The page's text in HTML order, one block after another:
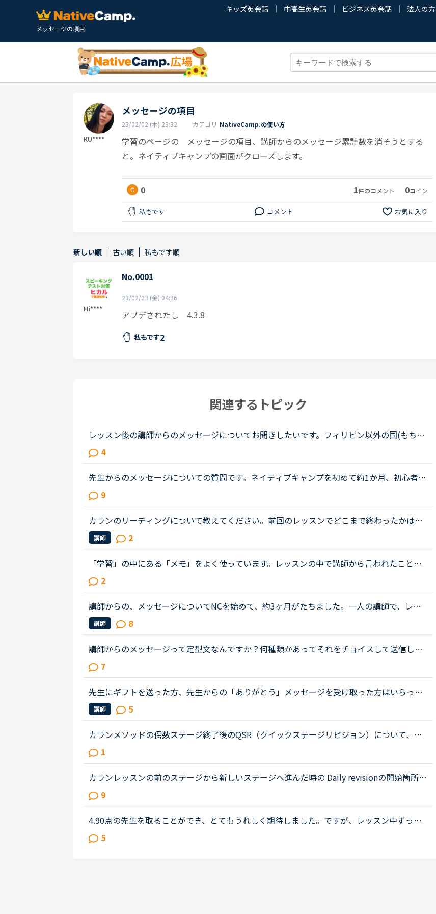
メッセージの項目
キッズ英会話 中高生英会話 ビジネス英会話 法人の方
KU****
メッセージの項目
23/02/02 (木) 23:32 カテゴリ NativeCamp.の使い方
学習のページの メッセージの項目、講師からのメッセージ累計数を消そうとする
と。ネイティブキャンプの画面がクローズします。
0 1件のコメント 0コイン
私もです コメント お気に入り
新しい順 古い順 私もです順
Hi****
No.0001
23/02/03 (金) 04:36
アプデされたし 4.3.8
私もです2
関連するトピック
レッスン後の講師からのメッセージについてお聞きしたいです。フィリピン以外の国(もちろ
ん在宅)で、いつも定型文をコピペして送ってくる先生がいます。カウンセリングでお勧めさ
れた先生で、何度か受講しました...
4
先生からのメッセージについての質問です。ネイティブキャンプを初めて約1か月、初心者な
がら先生との楽しいレッスンのおかげで毎日続けることができています。レッスン終了後、
メッセージをくれない先生が今のと...
9
カランのリーディングについて教えてください。前回のレッスンでどこまで終わったかはメ
ッセージに残されていますが、生徒が読めるメッセージと、講師側が読めるメッセージは違
うのでしょうか？おそらく、講師側...
講師 2
「学習」の中にある「メモ」をよく使っています。レッスンの中で講師から言われたこと、
チャットボックスに入れてもらった単語の復習や、例文など自分で調べたことなどどんどん
入れています。ある程度以上になる...
2
講師からの、メッセージについてNCを始めて、約3ヶ月がたちました。一人の講師で、レッ
スンを受け、レッスンを受けてから、もうすぐ、一ヶ月がたとうとしています。しかし、ま
だ、メッセージが届いていません。講...
講師 8
講師からのメッセージって定型文なんですか？何種類かあってそれをチョイスして送信して
るんですかねえ？たまにレッスンに関係ないようなものだったりで自分の言葉でメッセージ
しないんでしょうか？義務的な温か...
7
先生にギフトを送った方、先生からの「ありがとう」メッセージを受け取った方はいらっし
ゃいますか？先生がギフトを受け取ると、NCのテンプレメッセージ、もしくは各先生が事前
に設定されていたメッセージが自動...
講師 5
カランメソッドの偶数ステージ終了後のQSR（クイックステージリビジョン）について、お
尋ねします。いま、ステージ６の終盤に来ていて、来週末ごろからFSRに入りそうです。ステ
ージ５ではFSRも結構時間がかかった...
1
カランレッスンの前のステージから新しいステージへ進んだ時の Daily revisionの開始箇所に
ついて質問です。 通常Daily revisionの開始箇所はNew Wordから6ページ前となってい
ますが、カランで新しいステージ...
9
4.90点の先生を取ることができ、とてもうれしく期待しました。ですが、レッスン中ずっと
タイピングをしているので、気になってしまいレッスンに集中できませんでした。こちらが
回答に詰まっていても、いつまでも...
5